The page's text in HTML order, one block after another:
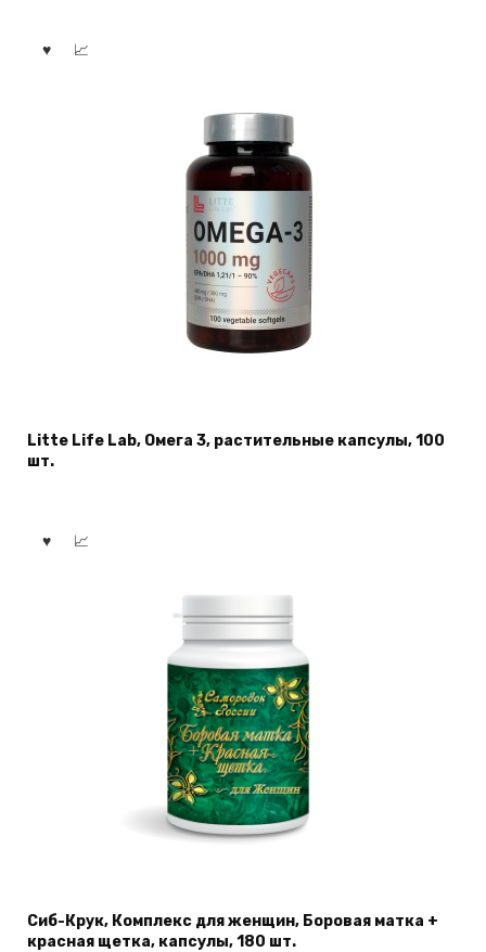
Litte Life Lab, Омега 3, растительные капсулы, 100
шт.
Сиб-Крук, Комплекс для женщин, Боровая матка +
красная щетка, капсулы, 180 шт.